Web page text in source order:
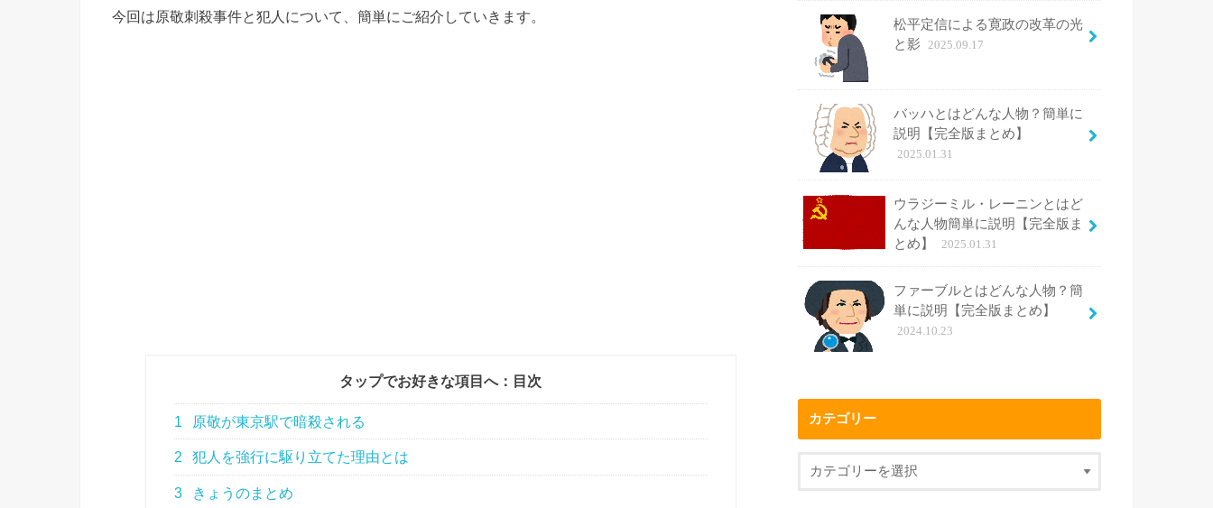
今回は原敬刺殺事件と犯人について、簡単にご紹介していきます。
タップでお好きな項目へ：目次
1 原敬が東京駅で暗殺される
2 犯人を強行に駆り立てた理由とは
3 きょうのまとめ
松平定信による寛政の改革の光
と影
2025.09.17
バッハとはどんな人物？簡単に
説明【完全版まとめ】
2025.01.31
ウラジーミル・レーニンとはど
んな人物簡単に説明【完全版ま
とめ】
2025.01.31
ファーブルとはどんな人物？簡
単に説明【完全版まとめ】
2024.10.23
カテゴリー